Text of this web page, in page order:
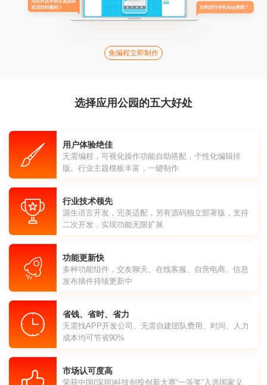
免编程立即制作
选择应用公园的五大好处
用户体验绝佳
无需编程，可视化操作功能自助搭配，个性化编辑排
版。行业主题模板丰富，一键制作
行业技术领先
源生语言开发，完美适配，另有源码独立部署版，支持
二次开发，实现功能无限扩展
功能更新快
多种功能组件，交友聊天、在线客服、自营电商、信息
发布插件持续更新中
省钱、省时、省力
无需找APP开发公司、无需自建团队费用、时间、人力
成本均可节省90%
市场认可度高
荣获中国(深圳)科技创投创新大赛“一等奖”入选国家义